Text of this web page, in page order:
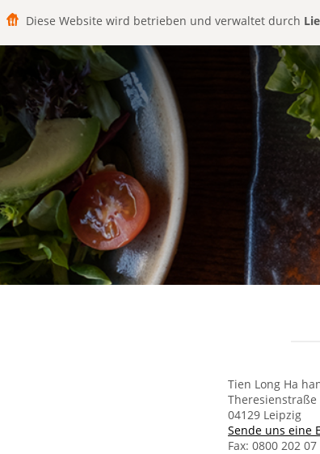
Diese Website wird betrieben und verwaltet durch
Tien Long Ha
Theresienstraße
04129 Leipzig
Sende uns eine
Fax: 0800 202